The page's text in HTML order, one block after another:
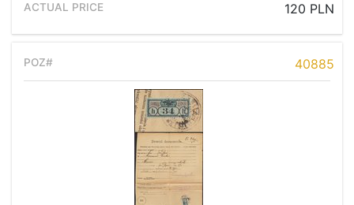
120 PLN
40885